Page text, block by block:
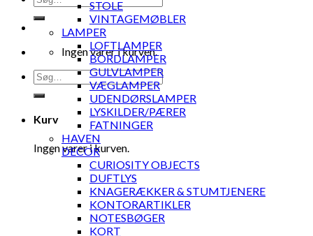
efter:
Ingen varer i kurven.
Søg
efter:
Kurv
Ingen varer i kurven.
STOLE
VINTAGEMØBLER
LAMPER
LOFTLAMPER
BORDLAMPER
GULVLAMPER
VÆGLAMPER
UDENDØRSLAMPER
LYSKILDER/PÆRER
FATNINGER
HAVEN
DECOR
CURIOSITY OBJECTS
DUFTLYS
KNAGERÆKKER & STUMTJENERE
KONTORARTIKLER
NOTESBØGER
KORT